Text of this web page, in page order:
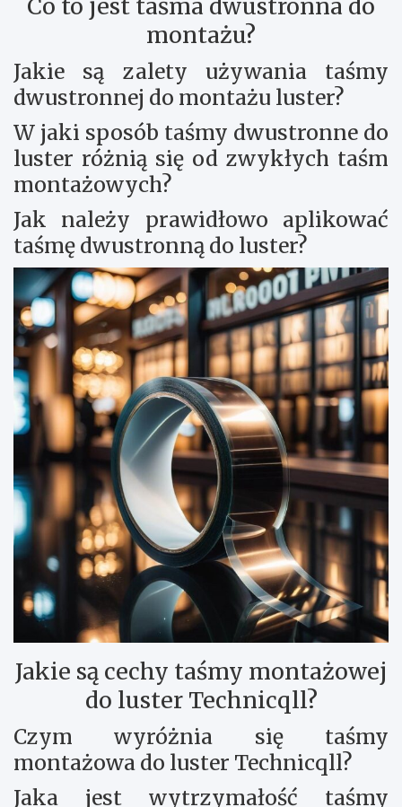
Co to jest taśma dwustronna do
montażu?
Jakie są zalety używania taśmy
dwustronnej do montażu luster?
W jaki sposób taśmy dwustronne do
luster różnią się od zwykłych taśm
montażowych?
Jak należy prawidłowo aplikować
taśmę dwustronną do luster?
Jakie są cechy taśmy montażowej
do luster Technicqll?
Czym wyróżnia się taśmy
montażowa do luster Technicqll?
Jaka jest wytrzymałość taśmy